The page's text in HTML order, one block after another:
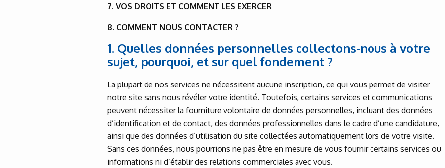
7. VOS DROITS ET COMMENT LES EXERCER
8. COMMENT NOUS CONTACTER ?
1. Quelles données personnelles collectons-nous à votre
sujet, pourquoi, et sur quel fondement ?
La plupart de nos services ne nécessitent aucune inscription, ce qui vous permet de visiter
notre site sans nous révéler votre identité. Toutefois, certains services et communications
peuvent nécessiter la fourniture volontaire de données personnelles, incluant des données
d’identification et de contact, des données professionnelles dans le cadre d’une candidature,
ainsi que des données d’utilisation du site collectées automatiquement lors de votre visite.
Sans ces données, nous pourrions ne pas être en mesure de vous fournir certains services ou
informations ni d’établir des relations commerciales avec vous.